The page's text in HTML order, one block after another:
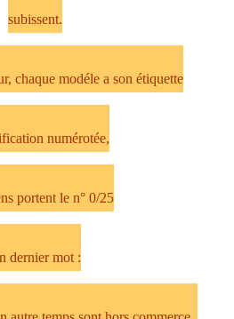
subissent.
chaque modéle a son étiquette
numérotée,
portent le n° 0/25
dernier mot :